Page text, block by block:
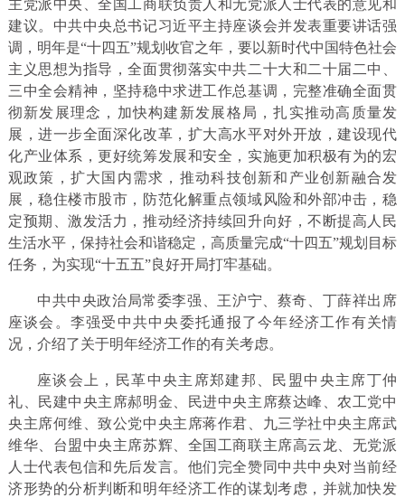
主党派中央、全国工商联负责人和无党派人士代表的意见和
建议。中共中央总书记习近平主持座谈会并发表重要讲话强
调，明年是“十四五”规划收官之年，要以新时代中国特色社会
主义思想为指导，全面贯彻落实中共二十大和二十届二中、
三中全会精神，坚持稳中求进工作总基调，完整准确全面贯
彻新发展理念，加快构建新发展格局，扎实推动高质量发
展，进一步全面深化改革，扩大高水平对外开放，建设现代
化产业体系，更好统筹发展和安全，实施更加积极有为的宏
观政策，扩大国内需求，推动科技创新和产业创新融合发
展，稳住楼市股市，防范化解重点领域风险和外部冲击，稳
定预期、激发活力，推动经济持续回升向好，不断提高人民
生活水平，保持社会和谐稳定，高质量完成“十四五”规划目标
任务，为实现“十五五”良好开局打牢基础。
中共中央政治局常委李强、王沪宁、蔡奇、丁薛祥出席
座谈会。李强受中共中央委托通报了今年经济工作有关情
况，介绍了关于明年经济工作的有关考虑。
座谈会上，民革中央主席郑建邦、民盟中央主席丁仲
礼、民建中央主席郝明金、民进中央主席蔡达峰、农工党中
央主席何维、致公党中央主席蒋作君、九三学社中央主席武
维华、台盟中央主席苏辉、全国工商联主席高云龙、无党派
人士代表包信和先后发言。他们完全赞同中共中央对当前经
济形势的分析判断和明年经济工作的谋划考虑，并就加快发